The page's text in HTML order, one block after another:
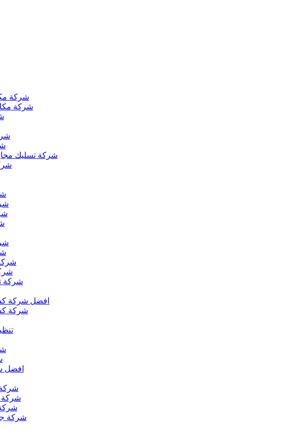
شركة
شركة
شركة تسليك مجارى
شركة
شركة
افضل شركة كشف
شركة كشف
افضل
شركة
شركة
شركة
شركة جلي